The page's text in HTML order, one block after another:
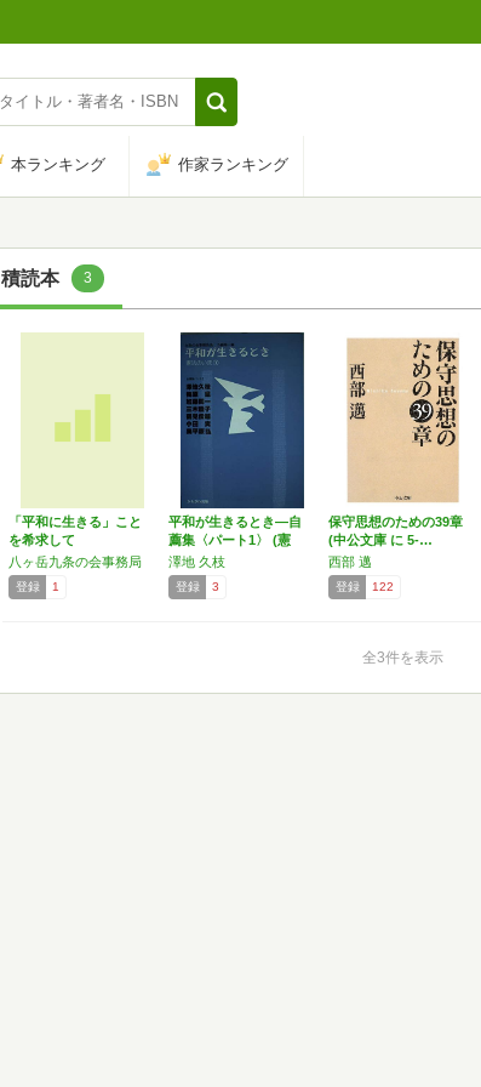
本ランキング 作家ランキング
積読本 3
「平和に生きる」こと
を希求して
八ヶ岳九条の会事務局
登録 1
平和が生きるとき―自
薦集〈パート1〉 (憲
法…
澤地 久枝
登録 3
保守思想のための39章
(中公文庫 に 5-…
西部 邁
登録 122
全3件を表示